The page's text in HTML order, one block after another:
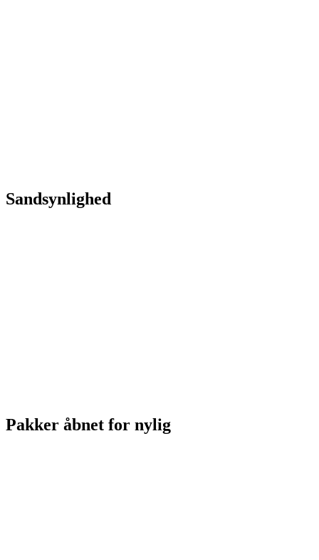
Sandsynlighed
Pakker åbnet for nylig